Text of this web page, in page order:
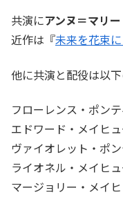
共演にアンヌ＝マリ
近作は『未来を花束
他に共演と配役は以下
フローレンス・ポン
エドワード・メイヒ
ヴァイオレット・ポ
ライオネル・メイヒ
マージョリー・メイ